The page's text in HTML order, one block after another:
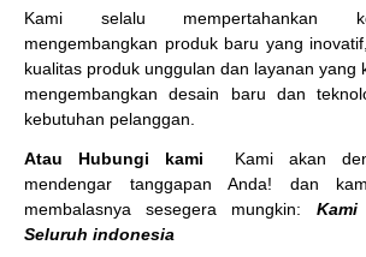
Kami selalu mempertahankan
mengembangkan produk baru yang
kualitas produk unggulan dan layanan yang
mengembangkan desain baru dan
kebutuhan pelanggan.
Atau Hubungi kami
Kami akan
mendengar tanggapan Anda! dan
membalasnya sesegera mungkin: Kami
Seluruh indonesia